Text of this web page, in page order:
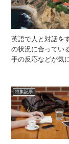
英語で人と対話を
の状況に合ってい
手の反応などが気
特集記事